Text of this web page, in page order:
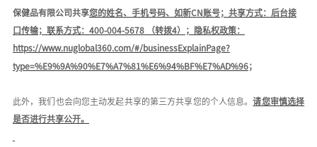
保健品有限公司共享您的姓名、手机号码、如新CN账号；共享方式：后台接
口传输；联系方式： 400-004-5678 （转拨4） ；隐私权政策：
https://www.nuglobal360.com/#/businessExplainPage?
type=%E9%9A%90%E7%A7%81%E6%94%BF%E7%AD%96；
此外，我们也会向您主动发起共享的第三方共享您的个人信息 。请您审慎选择
是否进行共享公开。